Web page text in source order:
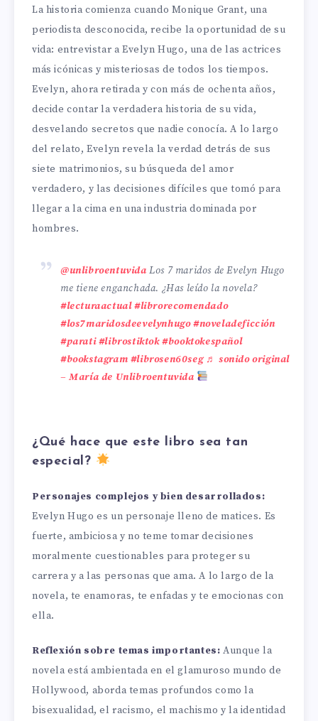
La historia comienza cuando Monique Grant, una
periodista desconocida, recibe la oportunidad de su
vida: entrevistar a Evelyn Hugo, una de las actrices
más icónicas y misteriosas de todos los tiempos.
Evelyn, ahora retirada y con más de ochenta años,
decide contar la verdadera historia de su vida,
desvelando secretos que nadie conocía. A lo largo
del relato, Evelyn revela la verdad detrás de sus
siete matrimonios, su búsqueda del amor
verdadero, y las decisiones difíciles que tomó para
llegar a la cima en una industria dominada por
hombres.
@unlibroentuvida Los 7 maridos de Evelyn Hugo
me tiene enganchada. ¿Has leído la novela?
#lecturaactual #librorecomendado
#los7maridosdeevelynhugo #noveladeficción
#parati #librostiktok #booktokespañol
#bookstagram #librosen60seg ♬ sonido original
– María de Unlibroentuvida
¿Qué hace que este libro sea tan
especial?
Personajes complejos y bien desarrollados:
Evelyn Hugo es un personaje lleno de matices. Es
fuerte, ambiciosa y no teme tomar decisiones
moralmente cuestionables para proteger su
carrera y a las personas que ama. A lo largo de la
novela, te enamoras, te enfadas y te emocionas con
ella.
Reflexión sobre temas importantes: Aunque la
novela está ambientada en el glamuroso mundo de
Hollywood, aborda temas profundos como la
bisexualidad, el racismo, el machismo y la identidad